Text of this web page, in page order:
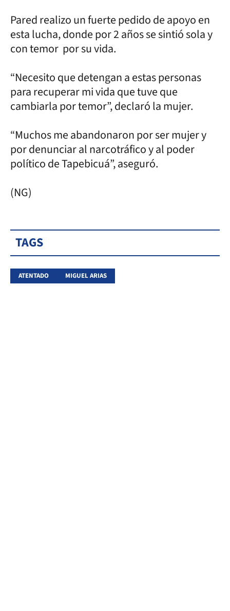
Pared realizo un fuerte pedido de apoyo en
esta lucha, donde por 2 años se sintió sola y
con temor por su vida.
“Necesito que detengan a estas personas
para recuperar mi vida que tuve que
cambiarla por temor”, declaró la mujer.
“Muchos me abandonaron por ser mujer y
por denunciar al narcotráfico y al poder
político de Tapebicuá”, aseguró.
(NG)
TAGS
ATENTADO MIGUEL ARIAS